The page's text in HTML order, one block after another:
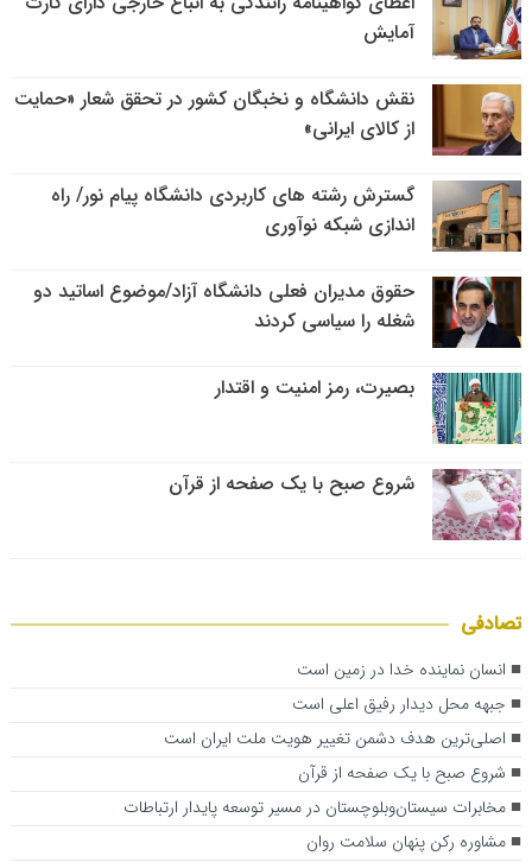
آمایش
نقش دانشگاه و نخبگان کشور در تحقق شعار «حمایت
از کالای ایرانی»
گسترش رشته های کاربردی دانشگاه پیام نور/ راه
اندازی شبکه نوآوری
حقوق مدیران فعلی دانشگاه آزاد/موضوع اساتید دو
شغله را سیاسی کردند
بصیرت، رمز امنیت و اقتدار
شروع صبح با یک صفحه از قرآن
تصادفی
انسان نماینده خدا در زمین است
جبهه محل دیدار رفیق اعلی است
اصلی‌ترین هدف دشمن تغییر هویت ملت ایران است
شروع صبح با یک صفحه از قرآن
مخابرات سیستان‌وبلوچستان در مسیر توسعه پایدار ارتباطات
مشاوره رکن پنهان سلامت روان